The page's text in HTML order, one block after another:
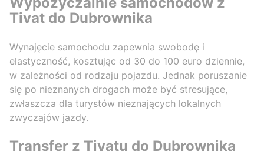
Tivat do Dubrownika
Wynajęcie samochodu zapewnia swobodę i
elastyczność, kosztując od 30 do 100 euro dziennie,
w zależności od rodzaju pojazdu. Jednak poruszanie
się po nieznanych drogach może być stresujące,
zwłaszcza dla turystów nieznających lokalnych
zwyczajów jazdy.
Transfer z Tivatu do Dubrownika